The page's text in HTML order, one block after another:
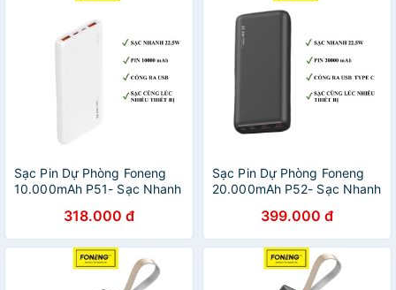
Sạc Pin Dự Phòng Foneng
10.000mAh P51- Sạc Nhanh
Hành 12 Tháng
318.000 đ
Sạc Pin Dự Phòng Foneng
20.000mAh P52- Sạc Nhanh
Hành 12 Tháng
399.000 đ